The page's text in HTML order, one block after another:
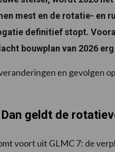
mest en de rotatie- en
definitief stopt.
bouwplan van 2026
en gevolgen
geldt de
voort uit GLMC 7: de